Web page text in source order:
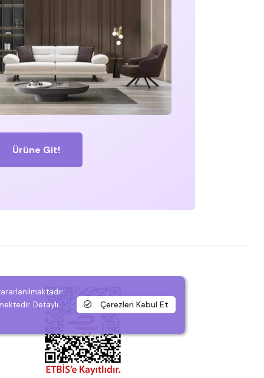
Ürüne Git!
Detaylı
Çerezleri Kabul Et